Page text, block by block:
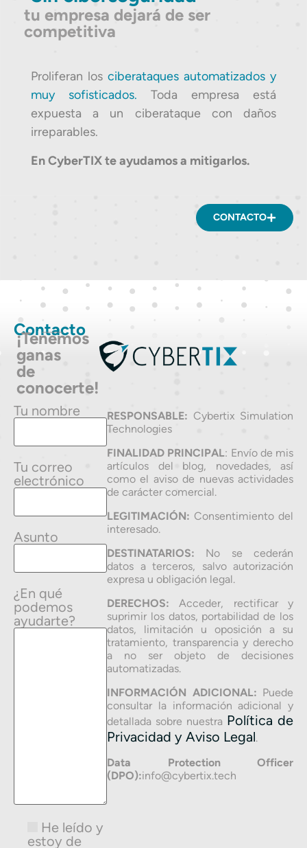
tu empresa dejará de ser
competitiva
Proliferan los ciberataques automatizados y
muy sofisticados.
Toda empresa está
expuesta a un ciberataque con daños
irreparables.
En CyberTIX te ayudamos a mitigarlos.
CONTACTO
Contacto
¡Tenemos
ganas
de
conocerte!
Tu nombre
Tu correo
electrónico
Asunto
¿En qué
podemos
ayudarte?
He leído y
estoy de
RESPONSABLE: Cybertix Simulation
Technologies
FINALIDAD PRINCIPAL: Envío de mis
artículos del blog, novedades, así
como el aviso de nuevas actividades
de carácter comercial.
LEGITIMACIÓN: Consentimiento del
interesado.
DESTINATARIOS: No se cederán
datos a terceros, salvo autorización
expresa u obligación legal.
DERECHOS: Acceder, rectificar y
suprimir los datos, portabilidad de los
datos, limitación u oposición a su
tratamiento, transparencia y derecho
a no ser objeto de decisiones
automatizadas.
INFORMACIÓN ADICIONAL: Puede
consultar la información adicional y
detallada sobre nuestra Política de
Privacidad y Aviso Legal.
Data Protection Officer
(DPO):info@cybertix.tech